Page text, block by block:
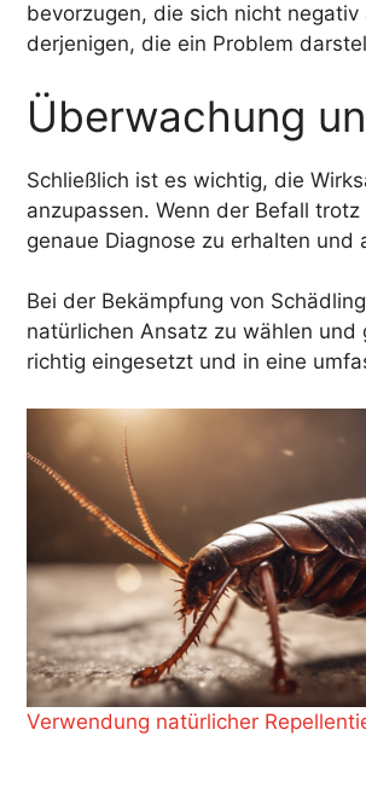
bevorzugen, die sich nicht
derjenigen, die ein Problem
Überwachung
Schließlich ist es wichtig, die
anzupassen. Wenn der Befall
genaue Diagnose zu erhalten
Bei der Bekämpfung von
natürlichen Ansatz zu wählen
richtig eingesetzt und in eine
Verwendung natürlicher